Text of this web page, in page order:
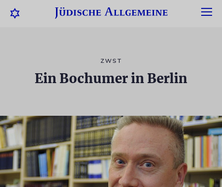
ZWST
Ein Bochumer in Berlin